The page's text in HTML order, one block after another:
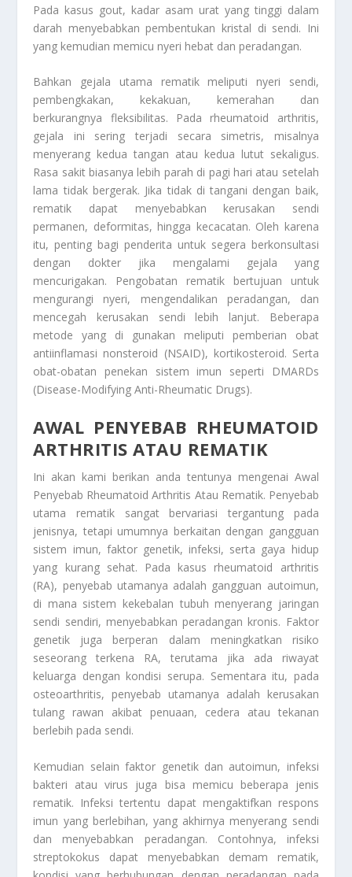
Pada kasus gout, kadar asam urat yang tinggi dalam
darah menyebabkan pembentukan kristal di sendi. Ini
yang kemudian memicu nyeri hebat dan peradangan.
Bahkan gejala utama rematik meliputi nyeri sendi,
pembengkakan, kekakuan, kemerahan dan
berkurangnya fleksibilitas. Pada rheumatoid arthritis,
gejala ini sering terjadi secara simetris, misalnya
menyerang kedua tangan atau kedua lutut sekaligus.
Rasa sakit biasanya lebih parah di pagi hari atau setelah
lama tidak bergerak. Jika tidak di tangani dengan baik,
rematik dapat menyebabkan kerusakan sendi
permanen, deformitas, hingga kecacatan. Oleh karena
itu, penting bagi penderita untuk segera berkonsultasi
dengan dokter jika mengalami gejala yang
mencurigakan. Pengobatan rematik bertujuan untuk
mengurangi nyeri, mengendalikan peradangan, dan
mencegah kerusakan sendi lebih lanjut. Beberapa
metode yang di gunakan meliputi pemberian obat
antiinflamasi nonsteroid (NSAID), kortikosteroid. Serta
obat-obatan penekan sistem imun seperti DMARDs
(Disease-Modifying Anti-Rheumatic Drugs).
AWAL PENYEBAB RHEUMATOID
ARTHRITIS ATAU REMATIK
Ini akan kami berikan anda tentunya mengenai Awal
Penyebab Rheumatoid Arthritis Atau Rematik. Penyebab
utama rematik sangat bervariasi tergantung pada
jenisnya, tetapi umumnya berkaitan dengan gangguan
sistem imun, faktor genetik, infeksi, serta gaya hidup
yang kurang sehat. Pada kasus rheumatoid arthritis
(RA), penyebab utamanya adalah gangguan autoimun,
di mana sistem kekebalan tubuh menyerang jaringan
sendi sendiri, menyebabkan peradangan kronis. Faktor
genetik juga berperan dalam meningkatkan risiko
seseorang terkena RA, terutama jika ada riwayat
keluarga dengan kondisi serupa. Sementara itu, pada
osteoarthritis, penyebab utamanya adalah kerusakan
tulang rawan akibat penuaan, cedera atau tekanan
berlebih pada sendi.
Kemudian selain faktor genetik dan autoimun, infeksi
bakteri atau virus juga bisa memicu beberapa jenis
rematik. Infeksi tertentu dapat mengaktifkan respons
imun yang berlebihan, yang akhirnya menyerang sendi
dan menyebabkan peradangan. Contohnya, infeksi
streptokokus dapat menyebabkan demam rematik,